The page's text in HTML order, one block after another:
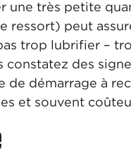
une très petite
ressort) peut
trop lubrifier –
constatez des
de démarrage à
et souvent